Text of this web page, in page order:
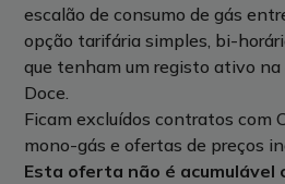
escalão de consumo de gás
opção tarifária simples, bi-
que tenham um registo ativo na
Doce.
Ficam excluídos contratos com
mono-gás e ofertas de preços
Esta oferta não é acumulável